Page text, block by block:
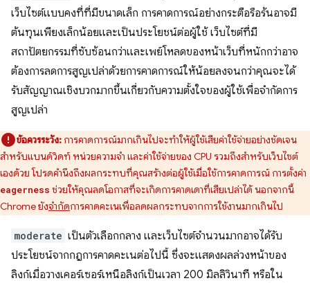
เว็บไซต์แบบคงที่ที่มีขนาดเล็ก การคาดการณ์อย่างกระตือรือร้นอาจมี
ต้นทุนเพียงเล็กน้อยและเป็นประโยชน์ต่อผู้ใช้ เว็บไซต์ที่มี
สถาปัตยกรรมที่ซับซ้อนกว่าและเพย์โหลดของหน้าเว็บที่หนักกว่าอาจ
ต้องการลดการสูญเปล่าด้วยการคาดการณ์ให้น้อยลงจนกว่าคุณจะได้
รับสัญญาณเชิงบวกมากขึ้นเกี่ยวกับความตั้งใจของผู้ใช้เพื่อจำกัดการ
สูญเปล่า
ข้อควรระวัง: การคาดการณ์มากเกินไปจะทำให้ผู้ใช้เสียค่าใช้จ่ายอย่างชัดเจน
สำหรับแบนด์วิดท์ หน่วยความจำ และค่าใช้จ่ายของ CPU รวมถึงสำหรับเว็บไซต์
เองด้วย โปรดคำนึงถึงผลกระทบที่คุณสร้างต่อผู้ใช้เมื่อใช้การคาดการณ์ การตั้งค่า
eagerness ช่วยให้คุณลดโอกาสที่จะเกิดการคาดเดาที่เสียเปล่าได้ นอกจากนี้
Chrome ยังจำกัดการคาดคะเนเพื่อลดผลกระทบจากการใช้งานมากเกินไป
moderate เป็นตัวเลือกกลาง และเว็บไซต์จำนวนมากอาจได้รับ
ประโยชน์จากกฎการคาดคะเนต่อไปนี้ ซึ่งจะแสดงผลล่วงหน้าของ
ลิงก์เมื่อวางเคอร์เซอร์เหนือลิงก์เป็นเวลา 200 มิลลิวินาที หรือใน